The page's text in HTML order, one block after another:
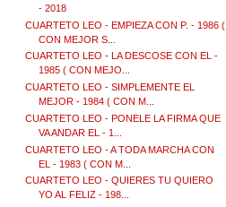
- 2018
CUARTETO LEO - EMPIEZA CON P. - 1986 (
CON MEJOR S...
CUARTETO LEO - LA DESCOSE CON EL -
1985 ( CON MEJO...
CUARTETO LEO - SIMPLEMENTE EL
MEJOR - 1984 ( CON M...
CUARTETO LEO - PONELE LA FIRMA QUE
VA ANDAR EL - 1...
CUARTETO LEO - A TODA MARCHA CON
EL - 1983 ( CON M...
CUARTETO LEO - QUIERES TU QUIERO
YO AL FELIZ - 198...